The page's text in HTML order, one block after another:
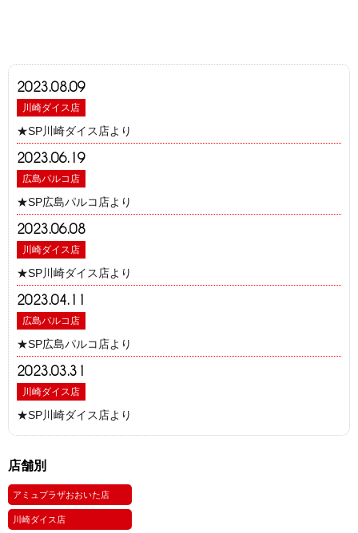
2023.08.09
川崎ダイス店
★SP川崎ダイス店より
2023.06.19
広島パルコ店
★SP広島パルコ店より
2023.06.08
川崎ダイス店
★SP川崎ダイス店より
2023.04.11
広島パルコ店
★SP広島パルコ店より
2023.03.31
川崎ダイス店
★SP川崎ダイス店より
店舗別
アミュプラザおおいた店
川崎ダイス店